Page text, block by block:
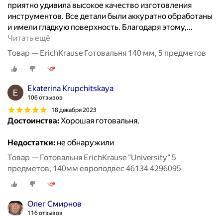
приятно удивилa высокое качество изготовления
инструментов. Все детали были аккуратно обработаны
и имели гладкую поверхность. Благодаря этому,…
Читать ещё
Товар — ErichKrause Готовальня 140 мм, 5 предметов
Ekaterina Krupchitskaya
106 отзывов
18 декабря 2023
Достоинства:Хорошая готовальня.
Недостатки: не обнаружили
Товар — Готовальня ErichKrause "University" 5
предметов, 140мм европодвес 46134 4296095
Олег Смирнов
116 отзывов